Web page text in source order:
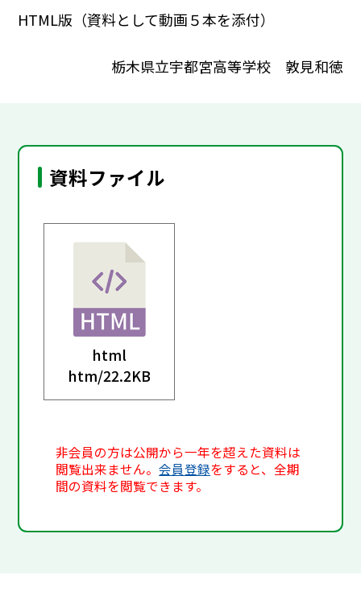
HTML版（資料として動画５本を添付）
栃木県立宇都宮高等学校 敦見和徳
資料ファイル
html
htm/22.2KB
非会員の方は公開から一年を超えた資料は
閲覧出来ません。会員登録をすると、全期
間の資料を閲覧できます。